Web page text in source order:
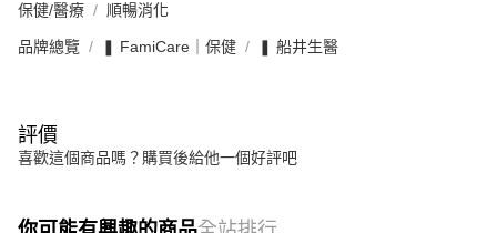
保健/醫療 順暢消化
品牌總覽 ❚ FamiCare｜保健 ❚ 船井生醫
評價
喜歡這個商品嗎？購買後給他一個好評吧